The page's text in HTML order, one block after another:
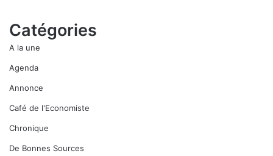
Catégories
A la une
Agenda
Annonce
Café de l'Economiste
Chronique
De Bonnes Sources